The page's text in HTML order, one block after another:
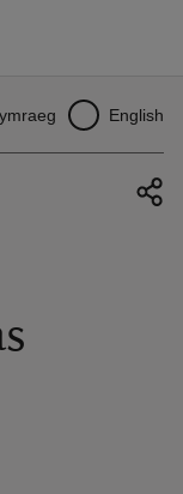
English